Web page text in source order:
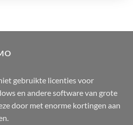
gebruikte licenties voor
en andere software van grote
door met enorme kortingen aan